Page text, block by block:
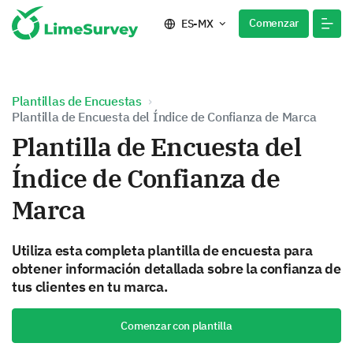
ES-MX Comenzar
Plantillas de Encuestas
Plantilla de Encuesta del Índice de Confianza de Marca
Plantilla de Encuesta del
Índice de Confianza de
Marca
Utiliza esta completa plantilla de encuesta para
obtener información detallada sobre la confianza de
tus clientes en tu marca.
Comenzar con plantilla